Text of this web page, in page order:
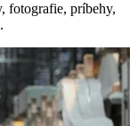
fotografie, príbehy,